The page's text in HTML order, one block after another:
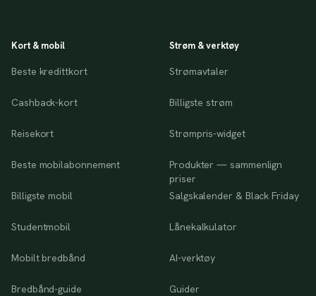
Kort & mobil
Beste kredittkort
Cashback-kort
Reisekort
Beste mobilabonnement
Billigste mobil
Studentmobil
Mobilt bredbånd
Bredbånd-guide
Strøm & verktøy
Strømavtaler
Billigste strøm
Strømpris-widget
Produkter — sammenlign
priser
Salgskalender & Black Friday
Lånekalkulator
AI-verktøy
Guider